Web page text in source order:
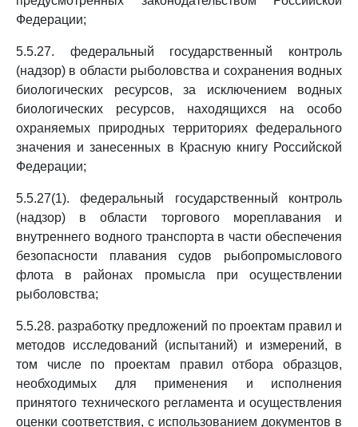
Федерации;
5.5.27. федеральный государственный контроль
(надзор) в области рыболовства и сохранения водных
биологических ресурсов, за исключением водных
биологических ресурсов, находящихся на особо
охраняемых природных территориях федерального
значения и занесенных в Красную книгу Российской
Федерации;
5.5.27(1). федеральный государственный контроль
(надзор) в области торгового мореплавания и
внутреннего водного транспорта в части обеспечения
безопасности плавания судов рыбопромыслового
флота в районах промысла при осуществлении
рыболовства;
5.5.28. разработку предложений по проектам правил и
методов исследований (испытаний) и измерений, в
том числе по проектам правил отбора образцов,
необходимых для применения и исполнения
принятого технического регламента и осуществления
оценки соответствия, с использованием документов в